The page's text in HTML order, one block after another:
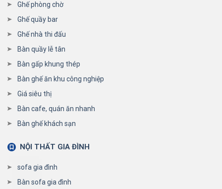
Ghế phòng chờ
Ghế quầy bar
Ghế nhà thi đấu
Bàn quầy lễ tân
Bàn gấp khung thép
Bàn ghế ăn khu công nghiệp
Giá siêu thị
Bàn cafe, quán ăn nhanh
Bàn ghế khách sạn
NỘI THẤT GIA ĐÌNH
sofa gia đình
Bàn sofa gia đình